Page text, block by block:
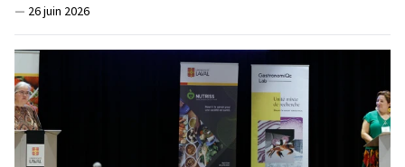
— 26 juin 2026